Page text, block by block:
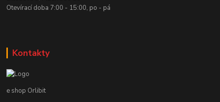
Otevírací doba 7:00 - 15:00, po - pá
Kontakty
e shop Orlibit